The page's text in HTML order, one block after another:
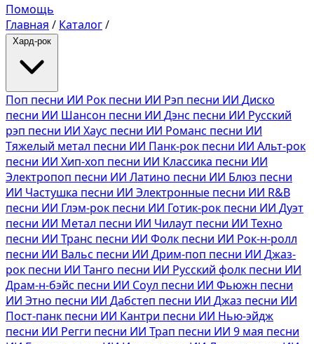
Помощь
Главная / Каталог/
Хард-рок
Поп песни ИИ Рок песни ИИ Рэп песни ИИ Диско
песни ИИ Шансон песни ИИ Дэнс песни ИИ Русский
рэп песни ИИ Хаус песни ИИ Романс песни ИИ
Тяжелый метал песни ИИ Панк-рок песни ИИ Альт-рок
песни ИИ Хип-хоп песни ИИ Классика песни ИИ
Электропоп песни ИИ Латино песни ИИ Блюз песни
ИИ Частушка песни ИИ Электронные песни ИИ R&B
песни ИИ Глэм-рок песни ИИ Готик-рок песни ИИ Дуэт
песни ИИ Метал песни ИИ Чилаут песни ИИ Техно
песни ИИ Транс песни ИИ Фолк песни ИИ Рок-н-ролл
песни ИИ Вальс песни ИИ Дрим-поп песни ИИ Джаз-
рок песни ИИ Танго песни ИИ Русский фолк песни ИИ
Драм-н-бэйс песни ИИ Соул песни ИИ Фьюжн песни
ИИ Этно песни ИИ Дабстеп песни ИИ Джаз песни ИИ
Пост-панк песни ИИ Кантри песни ИИ Нью-эйдж
песни ИИ Регги песни ИИ Трап песни ИИ 9 мая песни